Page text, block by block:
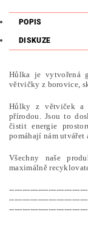
POPIS
DISKUZE
Hůlka je vytvořená
větvičky z borovice,
Hůlky z větviček a
přírodou. Jsou to
čistit energie
pomáhají nám utvářet
Všechny naše
maximálně